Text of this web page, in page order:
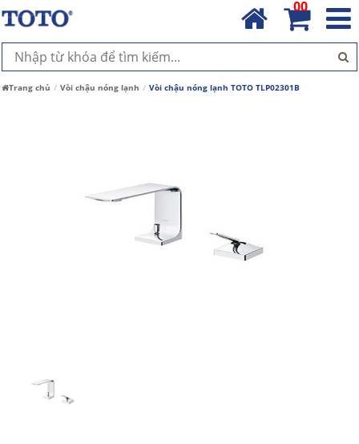
00
Trang chủ Vòi chậu nóng lạnh Vòi chậu nóng lạnh TOTO TLP02301B